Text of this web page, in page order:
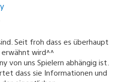
Seit froh dass es überhaupt
wird^^
von uns Spielern abhängig ist.
dass sie Informationen und